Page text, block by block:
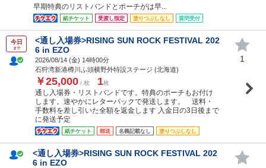
早期特典のリストバンドとポーチがは早...
紙チケット 受渡し指定 塗りつぶしなし 質問受付
今日
まで
<通し入場券>RISING SUN ROCK FESTIVAL 202
6 in EZO
2026/08/14 (金) 14時00分
石狩湾新港樽川ふ頭横野外特設ステージ (北海道)
￥25,000 / 枚 1枚
通し入場券・リストバンドです。特典のポーチもお付け
します。速やかにレターパックで発送します。 送料・
手数料を差し引いた全額を返金します 入金日の3日後まで
に発送予定
紙チケット 郵送 名義記載なし 塗りつぶしなし
1
<通し入場券>RISING SUN ROCK FESTIVAL 202
6 in EZO